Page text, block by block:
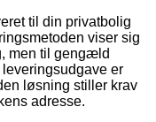
til din privatbolig
viser sig
men til gengæld
er
løsning stiller krav
adresse.